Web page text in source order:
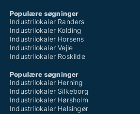
Populære søgninger
Industrilokaler Randers
Industrilokaler Kolding
Industrilokaler Horsens
Industrilokaler Vejle
Industrilokaler Roskilde
Populære søgninger
Industrilokaler Herning
Industrilokaler Silkeborg
Industrilokaler Hørsholm
Industrilokaler Helsingør